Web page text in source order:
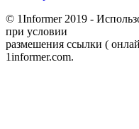
© 1Informer 2019 -
при условии
размешения ссылки (
1informer.com.